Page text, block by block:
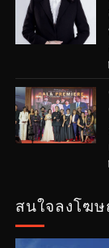
สนใจลงโฆ